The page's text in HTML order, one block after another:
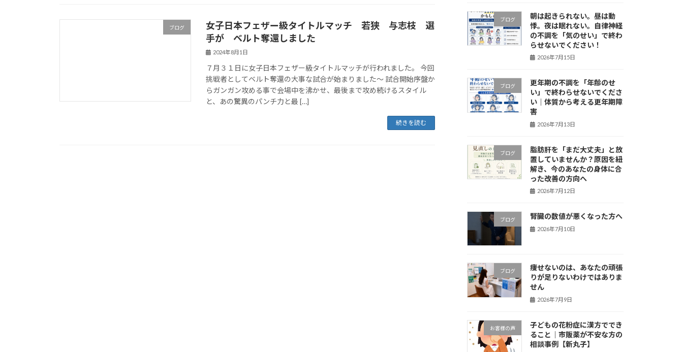
ブログ
女子日本フェザー級タイトルマッチ 若狭 与志枝 選
手が ベルト奪還しました
2024年8月1日
７月３１日に女子日本フェザー級タイトルマッチが行われました。 今回
挑戦者としてベルト奪還の大事な試合が始まりました〜 試合開始序盤か
らガンガン攻める事で会場中を沸かせ、最後まで攻め続けるスタイル
と、あの驚異のパンチ力と最 […]
続きを読む
ブログ
朝は起きられない。昼は動
悸。夜は眠れない。自律神経
の不調を「気のせい」で終わ
らせないでください！
2026年7月15日
ブログ
更年期の不調を「年齢のせ
い」で終わらせないでくださ
い｜体質から考える更年期障
害
2026年7月13日
ブログ
脂肪肝を「まだ大丈夫」と放
置していませんか？原因を紐
解き、今のあなたの身体に合
った改善の方向へ
2026年7月12日
ブログ 腎臓の数値が悪くなった方へ
2026年7月10日
ブログ
痩せないのは、あなたの頑張
りが足りないわけではありま
せん
2026年7月9日
お客様の声
子どもの花粉症に漢方ででき
ること｜市販薬が不安な方の
相談事例【新丸子】